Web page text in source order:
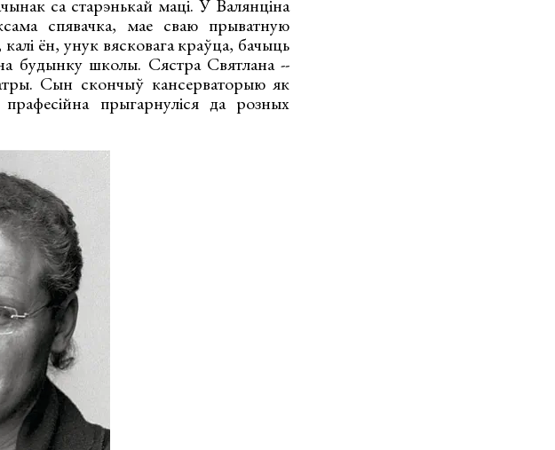
са старэнькай маці. У Валянціна
спявачка, мае сваю прыватную
ён, унук вясковага краўца, бачыць
будынку школы. Сястра Святлана --
Сын скончыў кансерваторыю як
прыгарнуліся да розных